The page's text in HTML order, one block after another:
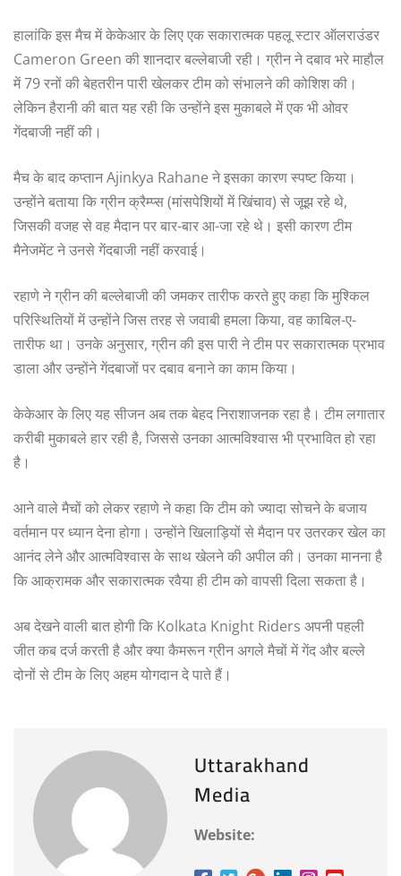
हालांकि इस मैच में केकेआर के लिए एक सकारात्मक पहलू स्टार ऑलराउंडर
Cameron Green की शानदार बल्लेबाजी रही। ग्रीन ने दबाव भरे माहौल
में 79 रनों की बेहतरीन पारी खेलकर टीम को संभालने की कोशिश की।
लेकिन हैरानी की बात यह रही कि उन्होंने इस मुकाबले में एक भी ओवर
गेंदबाजी नहीं की।
मैच के बाद कप्तान Ajinkya Rahane ने इसका कारण स्पष्ट किया।
उन्होंने बताया कि ग्रीन क्रैम्प्स (मांसपेशियों में खिंचाव) से जूझ रहे थे,
जिसकी वजह से वह मैदान पर बार-बार आ-जा रहे थे। इसी कारण टीम
मैनेजमेंट ने उनसे गेंदबाजी नहीं करवाई।
रहाणे ने ग्रीन की बल्लेबाजी की जमकर तारीफ करते हुए कहा कि मुश्किल
परिस्थितियों में उन्होंने जिस तरह से जवाबी हमला किया, वह काबिल-ए-
तारीफ था। उनके अनुसार, ग्रीन की इस पारी ने टीम पर सकारात्मक प्रभाव
डाला और उन्होंने गेंदबाजों पर दबाव बनाने का काम किया।
केकेआर के लिए यह सीजन अब तक बेहद निराशाजनक रहा है। टीम लगातार
करीबी मुकाबले हार रही है, जिससे उनका आत्मविश्वास भी प्रभावित हो रहा
है।
आने वाले मैचों को लेकर रहाणे ने कहा कि टीम को ज्यादा सोचने के बजाय
वर्तमान पर ध्यान देना होगा। उन्होंने खिलाड़ियों से मैदान पर उतरकर खेल का
आनंद लेने और आत्मविश्वास के साथ खेलने की अपील की। उनका मानना है
कि आक्रामक और सकारात्मक रवैया ही टीम को वापसी दिला सकता है।
अब देखने वाली बात होगी कि Kolkata Knight Riders अपनी पहली
जीत कब दर्ज करती है और क्या कैमरून ग्रीन अगले मैचों में गेंद और बल्ले
दोनों से टीम के लिए अहम योगदान दे पाते हैं।
Uttarakhand
Media
Website: